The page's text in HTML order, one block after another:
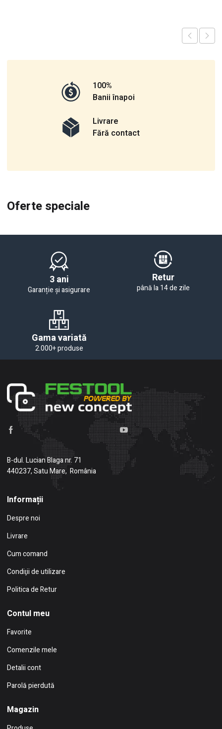
100%
Banii înapoi
Livrare
Fără contact
Oferte speciale
3 ani
Garanție și asigurare
Retur
până la 14 de zile
Gama variată
2.000+ produse
B-dul. Lucian Blaga nr. 71
440237, Satu Mare, România
Informații
Despre noi
Livrare
Cum comand
Condiţii de utilizare
Politica de Retur
Contul meu
Favorite
Comenzile mele
Detalii cont
Parolă pierdută
Magazin